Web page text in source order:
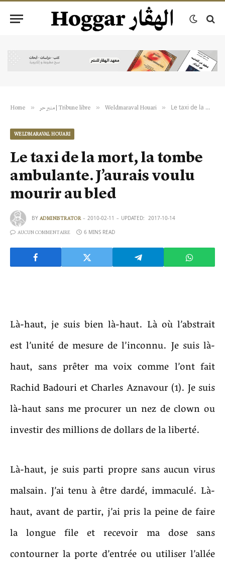
Home » منبر حر | Tribune libre » Weldmaraval Houari » Le taxi de la mort, la tombe ambulante. J’aurais voulu mourir au bled
WELDMARAVAL HOUARI
Le taxi de la mort, la tombe
ambulante. J’aurais voulu
mourir au bled
BY ADMINISTRATOR 2010-02-11 UPDATED: 2017-10-14
AUCUN COMMENTAIRE 6 MINS READ
Là-haut, je suis bien là-haut. Là où l’abstrait
est l’unité de mesure de l’inconnu. Je suis là-
haut, sans prêter ma voix comme l’ont fait
Rachid Badouri et Charles Aznavour (1). Je suis
là-haut sans me procurer un nez de clown ou
investir des millions de dollars de la liberté.
Là-haut, je suis parti propre sans aucun virus
malsain. J’ai tenu à être dardé, immaculé. Là-
haut, avant de partir, j’ai pris la peine de faire
la longue file et recevoir ma dose sans
contourner la porte d’entrée ou utiliser l’allée